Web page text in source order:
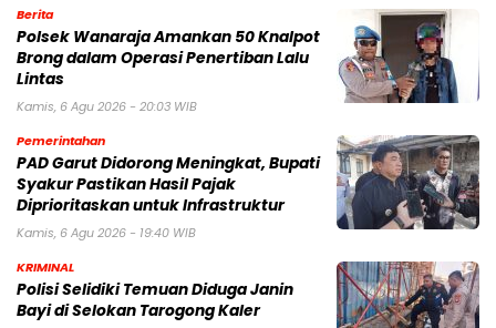
Berita
Polsek Wanaraja Amankan 50 Knalpot
Brong dalam Operasi Penertiban Lalu
Lintas
Kamis, 6 Agu 2026 - 20:03 WIB
Pemerintahan
PAD Garut Didorong Meningkat, Bupati
Syakur Pastikan Hasil Pajak
Diprioritaskan untuk Infrastruktur
Kamis, 6 Agu 2026 - 19:40 WIB
KRIMINAL
Polisi Selidiki Temuan Diduga Janin
Bayi di Selokan Tarogong Kaler